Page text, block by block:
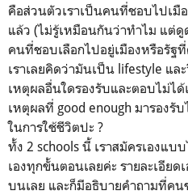
คือส่วนตัวเราเป็นคนที่ชอบไปเมื
แล้ว (ไม่รู้เหมือนกันว่าทำไม แต่ดู
คนที่ชอบเลือกไปอยู่เมืองหรือรัฐ
เราเลยคิดว่ามันเป็น lifestyle แล
เหตุผลอื่นใดรองรับและตอบไม่ไ
เหตุผลที่ good enough มารองรับ
ในการใช้ชีวิตปะ ?
ทั้ง 2 schools นี้ เราสมัครเองแบ
เองทุกขั้นตอนเลยค่ะ รายละเอียด
บนเลย และก็มีอธิบายคำถามที่คน